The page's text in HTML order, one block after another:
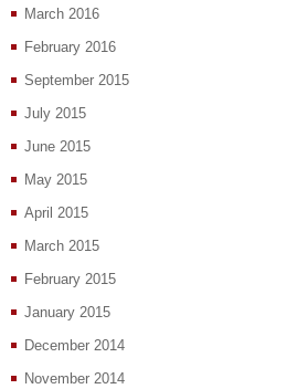
March 2016
February 2016
September 2015
July 2015
June 2015
May 2015
April 2015
March 2015
February 2015
January 2015
December 2014
November 2014